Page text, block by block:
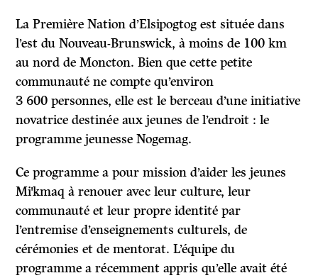
La Première Nation d’Elsipogtog est située dans
l’est du Nouveau-Brunswick, à moins de 100 km
au nord de Moncton. Bien que cette petite
communauté ne compte qu’environ
3 600 personnes, elle est le berceau d’une initiative
novatrice destinée aux jeunes de l’endroit : le
programme jeunesse Nogemag.
Ce programme a pour mission d’aider les jeunes
Mi'kmaq à renouer avec leur culture, leur
communauté et leur propre identité par
l’entremise d’enseignements culturels, de
cérémonies et de mentorat. L’équipe du
programme a récemment appris qu’elle avait été